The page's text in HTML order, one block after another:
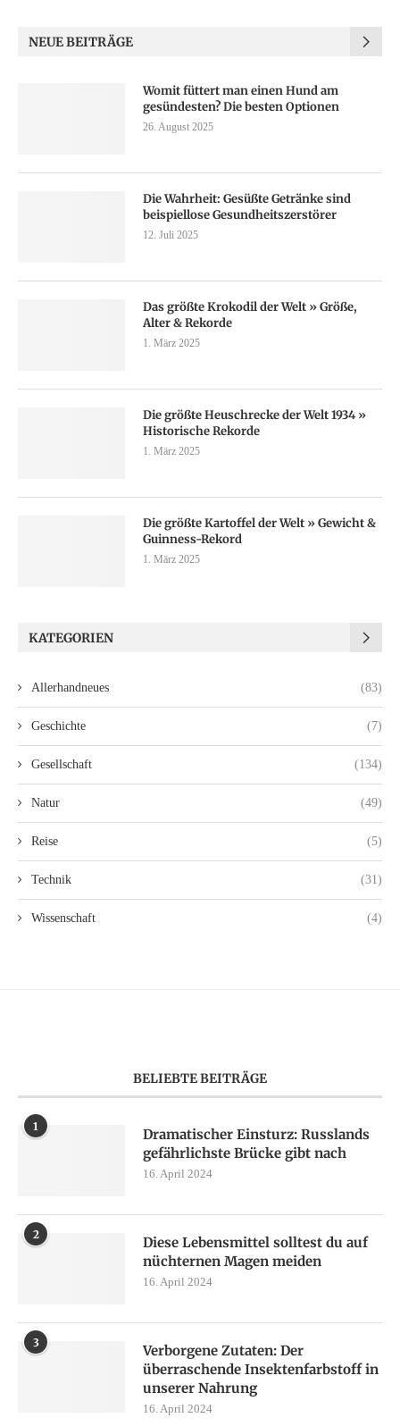
NEUE BEITRÄGE
Womit füttert man einen Hund am
gesündesten? Die besten Optionen
26. August 2025
Die Wahrheit: Gesüßte Getränke sind
beispiellose Gesundheitszerstörer
12. Juli 2025
Das größte Krokodil der Welt » Größe,
Alter & Rekorde
1. März 2025
Die größte Heuschrecke der Welt 1934 »
Historische Rekorde
1. März 2025
Die größte Kartoffel der Welt » Gewicht &
Guinness-Rekord
1. März 2025
KATEGORIEN
Allerhandneues (83)
Geschichte (7)
Gesellschaft (134)
Natur (49)
Reise (5)
Technik (31)
Wissenschaft (4)
BELIEBTE BEITRÄGE
1
Dramatischer Einsturz: Russlands
gefährlichste Brücke gibt nach
16. April 2024
2
Diese Lebensmittel solltest du auf
nüchternen Magen meiden
16. April 2024
3
Verborgene Zutaten: Der
überraschende Insektenfarbstoff in
unserer Nahrung
16. April 2024